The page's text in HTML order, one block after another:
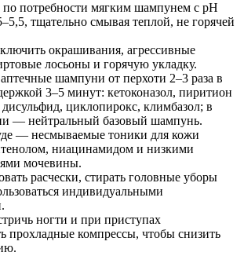
потребности мягким шампунем с pH
тщательно смывая теплой, не горячей
окрашивания, агрессивные
лосьоны и горячую укладку.
шампуни от перхоти 2–3 раза в
3–5 минут: кетоконазол, пиритион
циклопирокс, климбазол; в
— нейтральный базовый шампунь.
— несмываемые тоники для кожи
ниацинамидом и низкими
мочевины.
расчески, стирать головные уборы
индивидуальными
ногти и при приступах
прохладные компрессы, чтобы снизить